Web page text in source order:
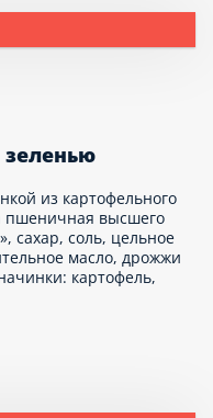
Мука, сливочное
яйца.